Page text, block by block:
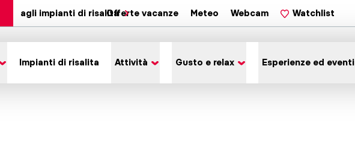
agli impianti di risalitaOfferte vacanze Meteo Webcam Watchlist
Impianti di risalita Attività Gusto e relax Esperienze ed eventi